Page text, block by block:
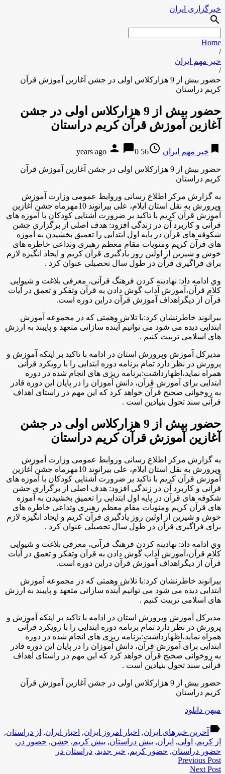
خبرگزاری ایران
search
Home
/
خبر مهم ایران
/
حضور بیش از 9 هزارکلاس اولی در جشن آغازین آموزش قرآن
کریم دراستان
حضور بیش از 9 هزارکلاس اولی در جشن
آغازین آموزش قرآن کریم دراستان
bookmark خبر مهم ایران access_time
56 years ago
person chat_bubble0
حضور بیش از 9 هزارکلاس اولی در جشن آغازین آموزش قرآن
کریم دراستان
به گزارش مركز اطلاع رسانی وروابط عمومی وزارت آموزش
وپرورش به نقل استان ایلام، علی بیرانوند 10مهرماه جشن آغازین
آموزش قرآن کریم با تاکید بر ضرورت آشنایی کودکان با آموزه های
قرآنی و کاربرد آن در زندگی افزود: هدف اصلی از برگزاری جشن
شکوفه های قرآن در پایه اول ابتدایی را تعمیق بخشیدن به آموزه
های قرآن کریم ومنویات مقام معظم رهبری وتداعی خاطره های
خوش و شیرین از اولین روز یادگیری قرآن کریم و ایجاد انگیزه لازم
برای فراگیری قرآن در طول سال تحصیلی عنوان کرد .
وي ادامه داد: نهادینه کردن فرهنگ قرآنی، معرفی بلاغت و شیوایی
کلام قرآن،آموزش آداب گوش دادن به قرآن وتفکر و تعمق در آیات
قرآن از دیگراهداف آموزش قرآن دراین دوره است.
بيرانوند خاطرنشان کرد:با تلاش وهمتی که در مجموعه آموزش
ابتدایی دیده می شود می توانیم آینده سازانی متعهد و پایبند به ارزش
های اسلامی تربیت کنیم .
مدیرکل آموزش وپرورش استان در ادامه با تاکید بر اینکه آموزش و
پرورش در نظر دارد تمام برنامه دوره ابتدایی را با رویکرد قرآنی
همراه نماید،اظهارداشت:برنامه ریزی های انجام شده در دوره
ابتدایی برای آموزش قرآن، دانش آموزان را در پایان این دوره قادر
به روخوانی صحیح قرآن خواهد کرد که این مهم در راستای اهداف
قرآنی سند تحول بنیادین است .
حضور بیش از 9 هزارکلاس اولی در جشن
آغازین آموزش قرآن کریم دراستان
به گزارش مركز اطلاع رسانی وروابط عمومی وزارت آموزش
وپرورش به نقل استان ایلام، علی بیرانوند 10مهرماه جشن آغازین
آموزش قرآن کریم با تاکید بر ضرورت آشنایی کودکان با آموزه های
قرآنی و کاربرد آن در زندگی افزود: هدف اصلی از برگزاری جشن
شکوفه های قرآن در پایه اول ابتدایی را تعمیق بخشیدن به آموزه
های قرآن کریم ومنویات مقام معظم رهبری وتداعی خاطره های
خوش و شیرین از اولین روز یادگیری قرآن کریم و ایجاد انگیزه لازم
برای فراگیری قرآن در طول سال تحصیلی عنوان کرد .
وي ادامه داد: نهادینه کردن فرهنگ قرآنی، معرفی بلاغت و شیوایی
کلام قرآن،آموزش آداب گوش دادن به قرآن وتفکر و تعمق در آیات
قرآن از دیگراهداف آموزش قرآن دراین دوره است.
بيرانوند خاطرنشان کرد:با تلاش وهمتی که در مجموعه آموزش
ابتدایی دیده می شود می توانیم آینده سازانی متعهد و پایبند به ارزش
های اسلامی تربیت کنیم .
مدیرکل آموزش وپرورش استان در ادامه با تاکید بر اینکه آموزش و
پرورش در نظر دارد تمام برنامه دوره ابتدایی را با رویکرد قرآنی
همراه نماید،اظهارداشت:برنامه ریزی های انجام شده در دوره
ابتدایی برای آموزش قرآن، دانش آموزان را در پایان این دوره قادر
به روخوانی صحیح قرآن خواهد کرد که این مهم در راستای اهداف
قرآنی سند تحول بنیادین است .
حضور بیش از 9 هزارکلاس اولی در جشن آغازین آموزش قرآن
کریم دراستان
میهن دانلود
label آخرین خبرهای ایران, اخبار امروز ایران, اخبار ایران, از دراستان,
از کریم, اولی, ایران, بیش دراستان, بیش کریم, جشن, حضور در ,
حضور دراستان, حضور کریم, خبر جدید, دراستان در
Previous Post
Next Post